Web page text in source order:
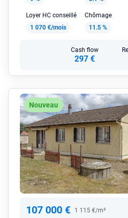
Loyer HC conseillé
1 070 €/mois
Chômage
11.5 %
Cash flow
297 €
Nouveau
107 000 € 1 115 €/m²